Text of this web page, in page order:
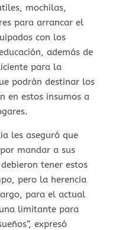
mochilas,
para arrancar el
con los
además de
para la
podrán destinar los
en estos insumos a
les aseguró que
mandar a sus
tener estos
pero la herencia
para el actual
limitante para
expresó